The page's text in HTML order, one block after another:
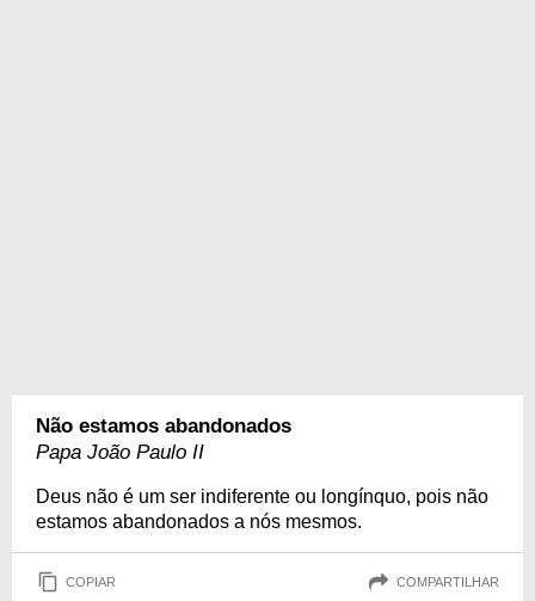
Não estamos abandonados
Papa João Paulo II
Deus não é um ser indiferente ou longínquo, pois não
estamos abandonados a nós mesmos.
COPIAR COMPARTILHAR